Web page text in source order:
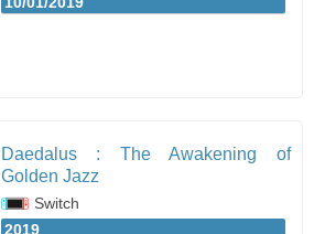
Daedalus : The Awakening of
Golden Jazz
Switch
2019